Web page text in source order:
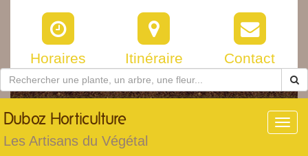
Horaires Itinéraire Contact
Duboz Horticulture
Les Artisans du Végétal